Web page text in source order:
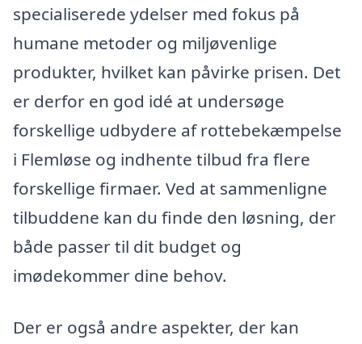
specialiserede ydelser med fokus på
humane metoder og miljøvenlige
produkter, hvilket kan påvirke prisen. Det
er derfor en god idé at undersøge
forskellige udbydere af rottebekæmpelse
i Flemløse og indhente tilbud fra flere
forskellige firmaer. Ved at sammenligne
tilbuddene kan du finde den løsning, der
både passer til dit budget og
imødekommer dine behov.
Der er også andre aspekter, der kan